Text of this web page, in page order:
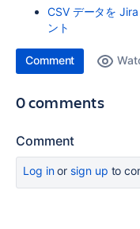
CSV データを
ント
Comment
0 comments
Comment
Log inor sign up to